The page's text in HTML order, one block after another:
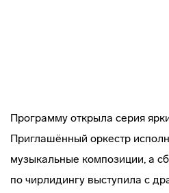
Программу открыла серия
Приглашённый оркестр
музыкальные композиции, а
по чирлидингу выступила с